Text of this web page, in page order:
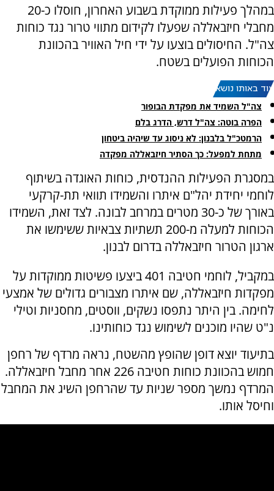
במהלך פעילות ממוקדת בשבוע האחרון, חוסלו כ-20
מחבלי חיזבאללה שפעלו לקידום מתווי טרור נגד כוחות
צה"ל. החיסולים בוצעו על ידי חיל האוויר בהכוונת
הכוחות הפועלים בשטח.
עוד באותו נושא:
צה"ל השמיד את מפקדת הבופור
הפרה בוטה: צה"ל דרש, הדרג בלם
הרמטכ"ל בלבנון: לא ניסוג עד שיהיה ביטחון
מתחת למפעל: כך הסתיר חיזבאללה מפקדה
במסגרת הפעילות ההנדסית, כוחות האוגדה בשיתוף
לוחמי יחידת יהל"ם איתרו והשמידו תוואי תת-קרקעי
באורך של כ-30 מטרים במרחב לבונה. לצד זאת, השמידו
הכוחות למעלה מ-200 תשתיות צבאיות ששימשו את
ארגון הטרור חיזבאללה בדרום לבנון.
במקביל, לוחמי חטיבה 401 ביצעו פשיטות ממוקדות על
מפקדות חיזבאללה, שם איתרו מצבורים גדולים של אמצעי
לחימה. בין היתר נתפסו נשקים, ווסטים, מחסניות וטילי
נ"ט שהיו מוכנים לשימוש נגד כוחותינו.
בתיעוד יוצא דופן שהופץ מהשטח, נראה מרדף של רחפן
חמוש בהכוונת כוחות חטיבה 226 אחר מחבל חיזבאללה.
המרדף נמשך מספר שניות עד שהרחפן השיג את המחבל
וחיסל אותו.